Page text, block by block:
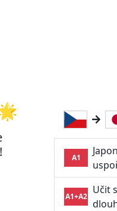
A1
A1+A2
Učit